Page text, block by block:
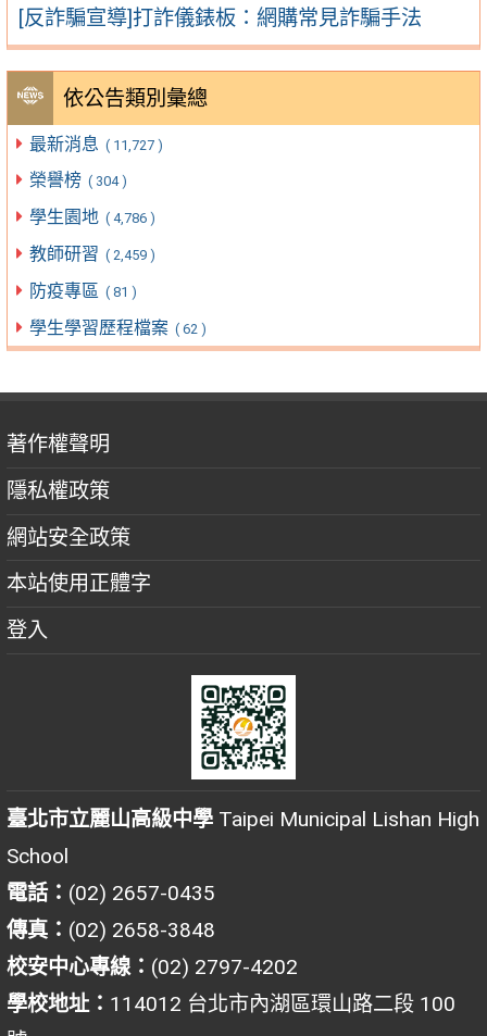
[反詐騙宣導]打詐儀錶板：網購常見詐騙手法
依公告類別彙總
最新消息 ( 11,727 )
榮譽榜 ( 304 )
學生園地 ( 4,786 )
教師研習 ( 2,459 )
防疫專區 ( 81 )
學生學習歷程檔案 ( 62 )
著作權聲明
隱私權政策
網站安全政策
本站使用正體字
登入
臺北市立麗山高級中學 Taipei Municipal Lishan High
School
電話： (02) 2657-0435
傳真： (02) 2658-3848
校安中心專線： (02) 2797-4202
學校地址： 114012 台北市內湖區環山路二段 100